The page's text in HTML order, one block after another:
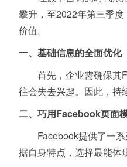
攀升，至2022年第三季
价值。
一、基础信息的全面优化
首先，企业需确保其
往会失去兴趣。因此，持
二、巧用Facebook页面
Facebook提供了一
据自身特点，选择最能体